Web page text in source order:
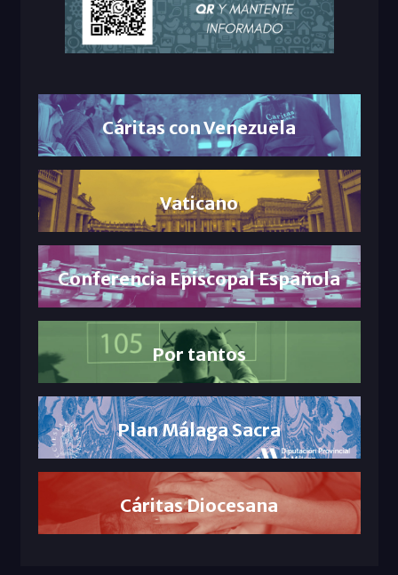
Cáritas con Venezuela
Vaticano
Conferencia Episcopal Española
Por tantos
Plan Málaga Sacra
Cáritas Diocesana